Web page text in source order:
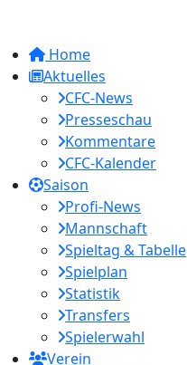
Home
Aktuelles
CFC-News
Presseschau
Kommentare
CFC-Kalender
Saison
Profi-News
Mannschaft
Spieltag & Tabelle
Spielplan
Statistik
Transfers
Spielerwahl
Verein